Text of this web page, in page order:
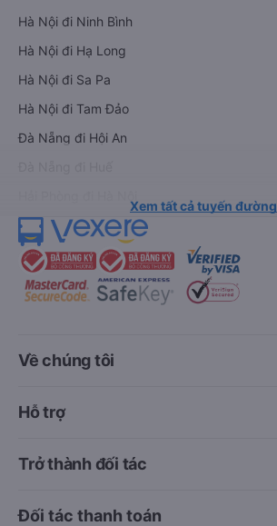
Hà Nội đi Ninh Bình
Hà Nội đi Hạ Long
Hà Nội đi Sa Pa
Hà Nội đi Tam Đảo
Đà Nẵng đi Hội An
Xem tất cả tuyến đường
Về chúng tôi
Hỗ trợ
Trở thành đối tác
Đối tác thanh toán